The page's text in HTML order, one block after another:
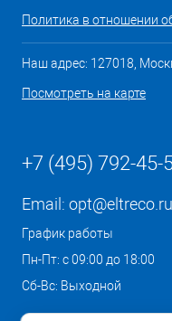
Политика в отношении
Наш адрес: 127018,
Посмотреть на карте
+7 (495) 792-45-
Email: opt@eltreco.ru
График работы
Пн-Пт: с 09:00 до 18:00
Сб-Вс: Выходной